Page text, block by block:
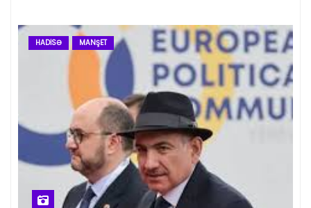
HADISƏ MANŞET